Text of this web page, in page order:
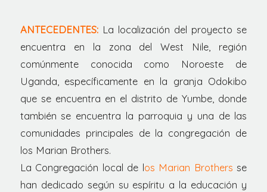
ANTECEDENTES: La localización del proyecto se
encuentra en la zona del West Nile, región
comúnmente conocida como Noroeste de
Uganda, específicamente en la granja Odokibo
que se encuentra en el distrito de Yumbe, donde
también se encuentra la parroquia y una de las
comunidades principales de la congregación de
los Marian Brothers.
La Congregación local de los Marian Brothers se
han dedicado según su espíritu a la educación y